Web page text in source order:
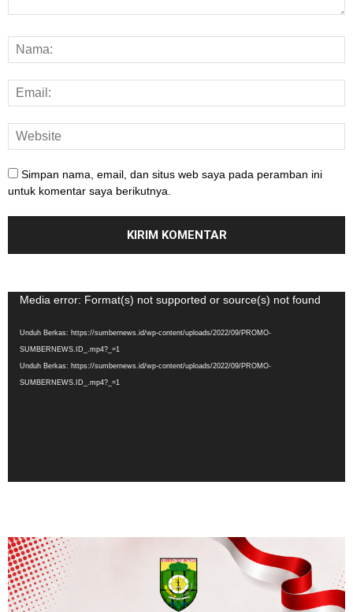
Simpan nama, email, dan situs web saya pada peramban ini
untuk komentar saya berikutnya.
Pemutar
Media error: Format(s) not supported or source(s) not found
Unduh Berkas: https://sumbernews.id/wp-content/uploads/2022/09/PROMO-
SUMBERNEWS.ID_.mp4?_=1
Unduh Berkas: https://sumbernews.id/wp-content/uploads/2022/09/PROMO-
SUMBERNEWS.ID_.mp4?_=1